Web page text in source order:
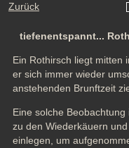
Zurück
tiefenentspannt...
Ein Rothirsch liegt mitten
er sich immer wieder
anstehenden Brunftzeit
Eine solche
zu den Wiederkäuern
einlegen, um